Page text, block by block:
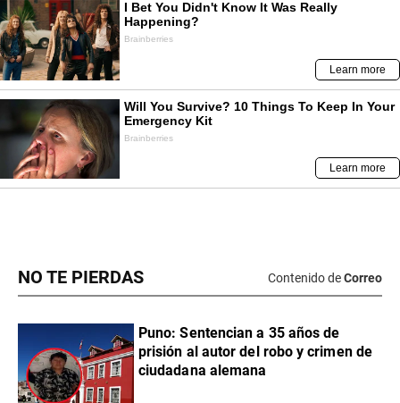
NO TE PIERDAS Contenido deCorreo
Puno: Sentencian a 35 años de
prisión al autor del robo y crimen de
ciudadana alemana